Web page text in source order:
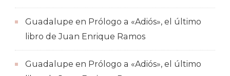
Guadalupe en Prólogo a «Adiós», el último
libro de Juan Enrique Ramos
Guadalupe en Prólogo a «Adiós», el último